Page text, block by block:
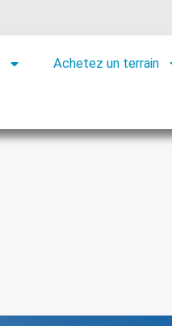
Achetez un terrain